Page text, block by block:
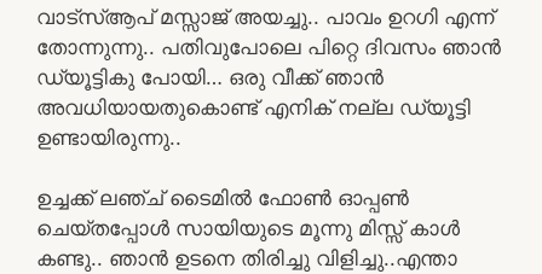
വാട്സ്ആപ് മസ്സാജ് അയച്ചു.. പാവം ഉറഗി എന്ന്
തോന്നുന്നു.. പതിവുപോലെ പിറ്റെ ദിവസം ഞാൻ
ഡ്യൂട്ടികു പോയി… ഒരു വീക്ക്‌ ഞാൻ
അവധിയായതുകൊണ്ട് എനിക് നല്ല ഡ്യൂട്ടി
ഉണ്ടായിരുന്നു..
ഉച്ചക്ക് ലഞ്ച് ടൈമിൽ ഫോൺ ഓപ്പൺ
ചെയ്തപ്പോൾ സായിയുടെ മൂന്നു മിസ്സ്‌ കാൾ
കണ്ടു.. ഞാൻ ഉടനെ തിരിച്ചു വിളിച്ചു..എന്താ